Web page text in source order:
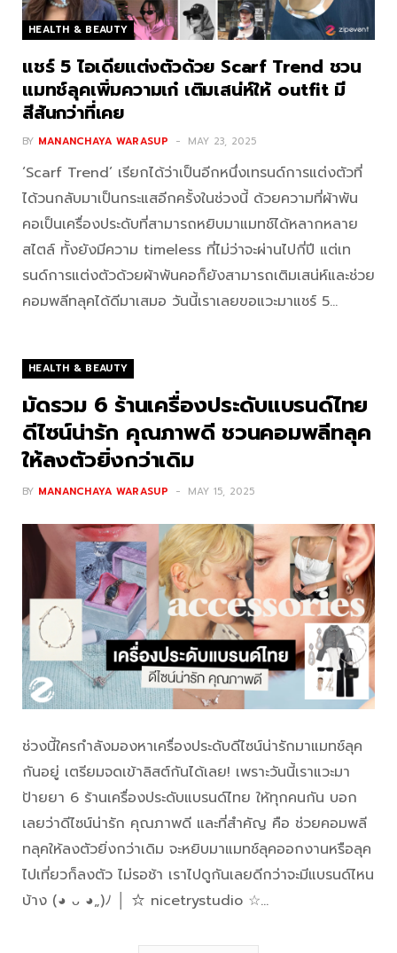
HEALTH & BEAUTY
แชร์ 5 ไอเดียแต่งตัวด้วย Scarf Trend ชวน
แมทช์ลุคเพิ่มความเก๋ เติมเสน่ห์ให้ outfit มี
สีสันกว่าที่เคย
BY MANANCHAYA WARASUP MAY 23, 2025
‘Scarf Trend’ เรียกได้ว่าเป็นอีกหนึ่งเทรนด์การแต่งตัวที่
ได้วนกลับมาเป็นกระแสอีกครั้งในช่วงนี้ ด้วยความที่ผ้าพัน
คอเป็นเครื่องประดับที่สามารถหยิบมาแมทช์ได้หลากหลาย
สไตล์ ทั้งยังมีความ timeless ที่ไม่ว่าจะผ่านไปกี่ปี แต่เท
รนด์การแต่งตัวด้วยผ้าพันคอก็ยังสามารถเติมเสน่ห์และช่วย
คอมพลีทลุคได้ดีมาเสมอ วันนี้เราเลยขอแวะมาแชร์ 5…
HEALTH & BEAUTY
มัดรวม 6 ร้านเครื่องประดับแบรนด์ไทย
ดีไซน์น่ารัก คุณภาพดี ชวนคอมพลีทลุค
ให้ลงตัวยิ่งกว่าเดิม
BY MANANCHAYA WARASUP MAY 15, 2025
ช่วงนี้ใครกำลังมองหาเครื่องประดับดีไซน์น่ารักมาแมทช์ลุค
กันอยู่ เตรียมจดเข้าลิสต์กันได้เลย! เพราะวันนี้เราแวะมา
ป้ายยา 6 ร้านเครื่องประดับแบรนด์ไทย ให้ทุกคนกัน บอก
เลยว่าดีไซน์น่ารัก คุณภาพดี และที่สำคัญ คือ ช่วยคอมพลี
ทลุคให้ลงตัวยิ่งกว่าเดิม จะหยิบมาแมทช์ลุคออกงานหรือลุค
ไปเที่ยวก็ลงตัว ไม่รอช้า เราไปดูกันเลยดีกว่าจะมีแบรนด์ไหน
บ้าง (◕ ᴗ ◕„)ﾉ │ ☆ nicetrystudio ☆…